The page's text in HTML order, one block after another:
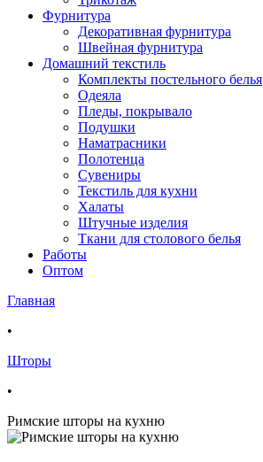
Фурнитура
Декоративная фурнитура
Швейная фурнитура
Домашний текстиль
Комплекты постельного белья
Одеяла
Пледы, покрывало
Подушки
Наматрасники
Полотенца
Сувениры
Текстиль для кухни
Халаты
Штучные изделия
Ткани для столового белья
Работы
Оптом
Главная
•
Шторы
•
Римские шторы на кухню